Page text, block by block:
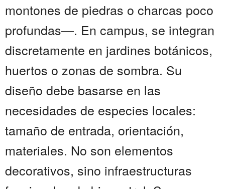
montones de piedras o charcas poco
profundas—. En campus, se integran
discretamente en jardines botánicos,
huertos o zonas de sombra. Su
diseño debe basarse en las
necesidades de especies locales:
tamaño de entrada, orientación,
materiales. No son elementos
decorativos, sino infraestructuras